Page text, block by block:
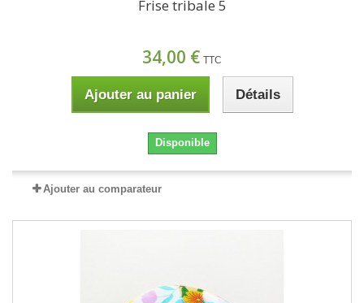
Frise tribale 5
34,00 € TTC
Ajouter au panier Détails
Disponible
Ajouter au comparateur